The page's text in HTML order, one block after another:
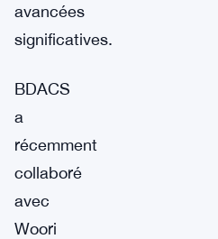
avancées
significatives.
BDACS
a
récemment
collaboré
avec
Woori